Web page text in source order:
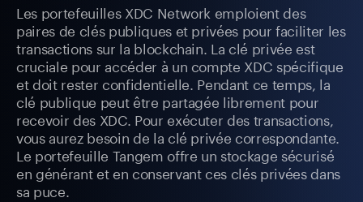
Les portefeuilles XDC Network emploient des
paires de clés publiques et privées pour faciliter les
transactions sur la blockchain. La clé privée est
cruciale pour accéder à un compte XDC spécifique
et doit rester confidentielle. Pendant ce temps, la
clé publique peut être partagée librement pour
recevoir des XDC. Pour exécuter des transactions,
vous aurez besoin de la clé privée correspondante.
Le portefeuille Tangem offre un stockage sécurisé
en générant et en conservant ces clés privées dans
sa puce.